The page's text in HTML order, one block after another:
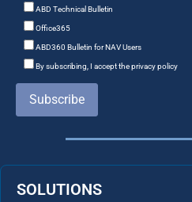
ABD Technical Bulletin
Office365
ABD360 Bulletin for NAV Users
By subscribing, I accept the privacy policy
Subscribe
SOLUTIONS